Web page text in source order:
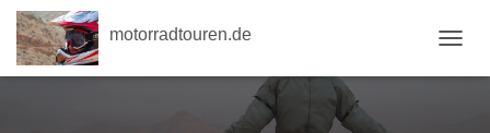
motorradtouren.de